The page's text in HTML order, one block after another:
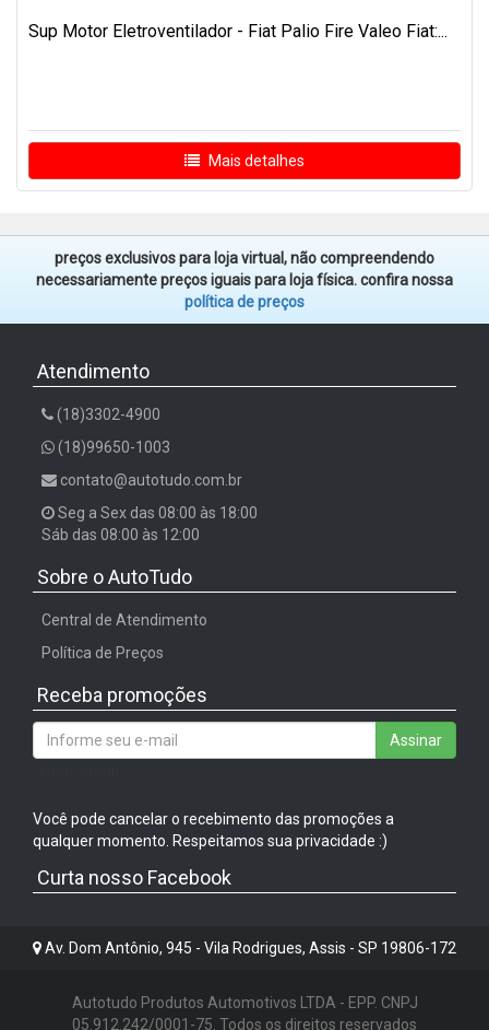
Sup Motor Eletroventilador - Fiat Palio Fire Valeo Fiat:...
Mais detalhes
preços exclusivos para loja virtual, não compreendendo
necessariamente preços iguais para loja física. confira nossa
política de preços
Atendimento
(18)3302-4900
(18)99650-1003
contato@autotudo.com.br
Seg a Sex das 08:00 às 18:00
Sáb das 08:00 às 12:00
Sobre o AutoTudo
Central de Atendimento
Política de Preços
Receba promoções
Assinar
Você pode cancelar o recebimento das promoções a
qualquer momento. Respeitamos sua privacidade :)
Curta nosso Facebook
Av. Dom Antônio, 945 - Vila Rodrigues, Assis - SP 19806-172
Autotudo Produtos Automotivos LTDA - EPP. CNPJ
05.912.242/0001-75. Todos os direitos reservados